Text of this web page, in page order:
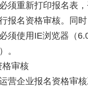
须重新打印报名表，
报名资格审核。同时
须使用IE浏览器（
。
审核
营企业报名资格审